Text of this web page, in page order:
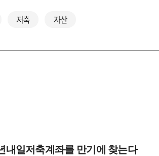
저축 자산
내일저축계좌를 만기에 찾는다